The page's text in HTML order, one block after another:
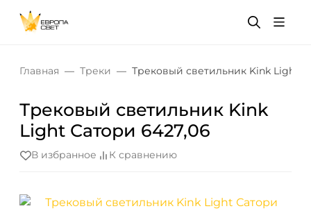
Главная Треки Трековый светильник Kink Light
Трековый светильник Kink
Light Сатори 6427,06
В избранное К сравнению